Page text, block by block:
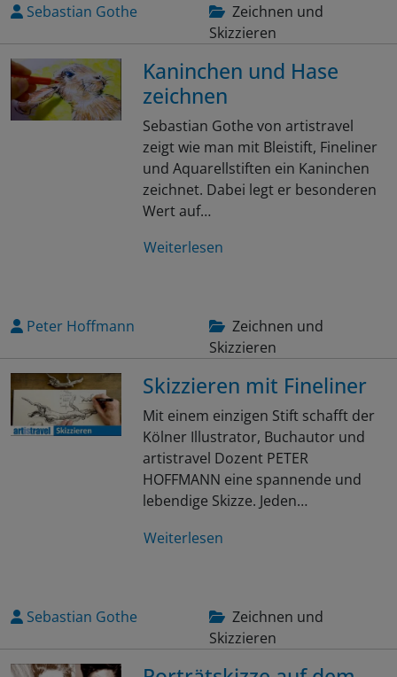
Sebastian Gothe
Zeichnen und
Skizzieren
Kaninchen und Hase
zeichnen
Sebastian Gothe von artistravel
zeigt wie man mit Bleistift, Fineliner
und Aquarellstiften ein Kaninchen
zeichnet. Dabei legt er besonderen
Wert auf…
Weiterlesen
Peter Hoffmann
Zeichnen und
Skizzieren
Skizzieren mit Fineliner
Mit einem einzigen Stift schafft der
Kölner Illustrator, Buchautor und
artistravel Dozent PETER
HOFFMANN eine spannende und
lebendige Skizze. Jeden…
Weiterlesen
Sebastian Gothe
Zeichnen und
Skizzieren